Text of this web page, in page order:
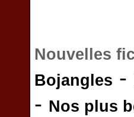
Nouvelles
Bojangles -
- Nos plus